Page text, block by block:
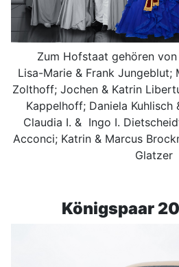
Zum Hofstaat gehören
Lisa-Marie & Frank
Zolthoff; Jochen & Katrin
Kappelhoff; Daniela Kuhlisch
Claudia I. & Ingo I.
Acconci; Katrin & Marcus
Glatzer
Königspaar